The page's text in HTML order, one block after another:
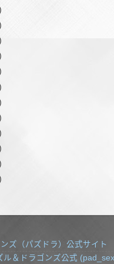
ズ（パズドラ）公式サイト
＆ドラゴンズ公式